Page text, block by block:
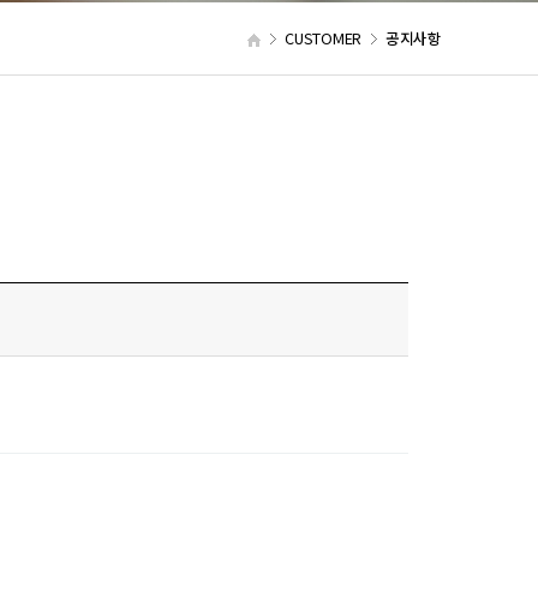
CUSTOMER 공지사항